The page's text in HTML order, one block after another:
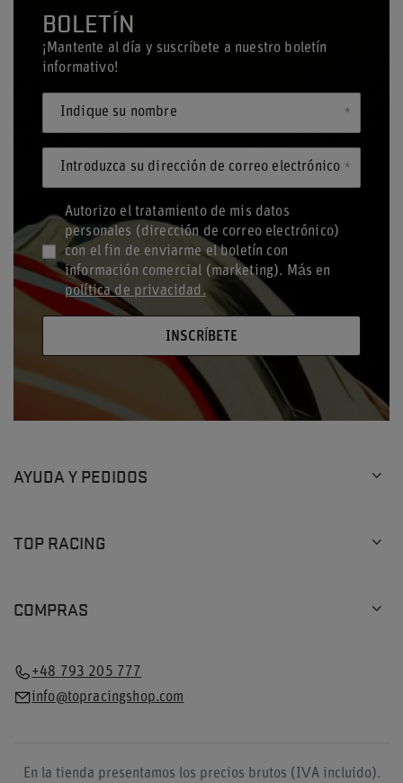
BOLETÍN
¡Mantente al día y suscríbete a nuestro boletín
informativo!
Indique su nombre
Introduzca su dirección de correo electrónico
Autorizo el tratamiento de mis datos
personales (dirección de correo electrónico)
con el fin de enviarme el boletín con
información comercial (marketing). Más en
política de privacidad.
INSCRÍBETE
AYUDA Y PEDIDOS
TOP RACING
COMPRAS
+48 793 205 777
info@topracingshop.com
En la tienda presentamos los precios brutos (IVA incluido).